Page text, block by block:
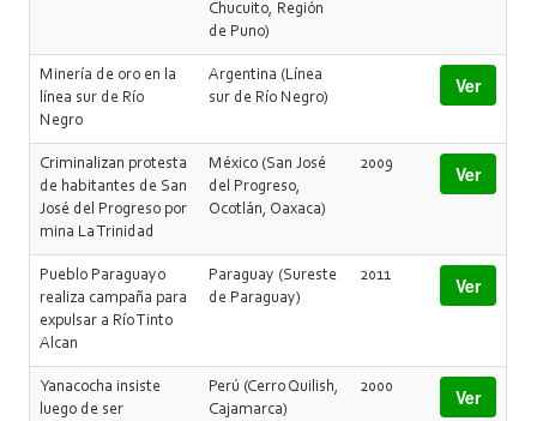
Chucuito, Región
de Puno)
Minería de oro en la
línea sur de Río
Negro
Argentina (Línea
sur de Río Negro)
Ver
Criminalizan protesta
de habitantes de San
José del Progreso por
mina La Trinidad
México (San José
del Progreso,
Ocotlán, Oaxaca)
2009 Ver
Pueblo Paraguayo
realiza campaña para
expulsar a Río Tinto
Alcan
Paraguay (Sureste
de Paraguay)
2011 Ver
Yanacocha insiste
luego de ser
Perú (Cerro Quilish,
Cajamarca)
2000 Ver